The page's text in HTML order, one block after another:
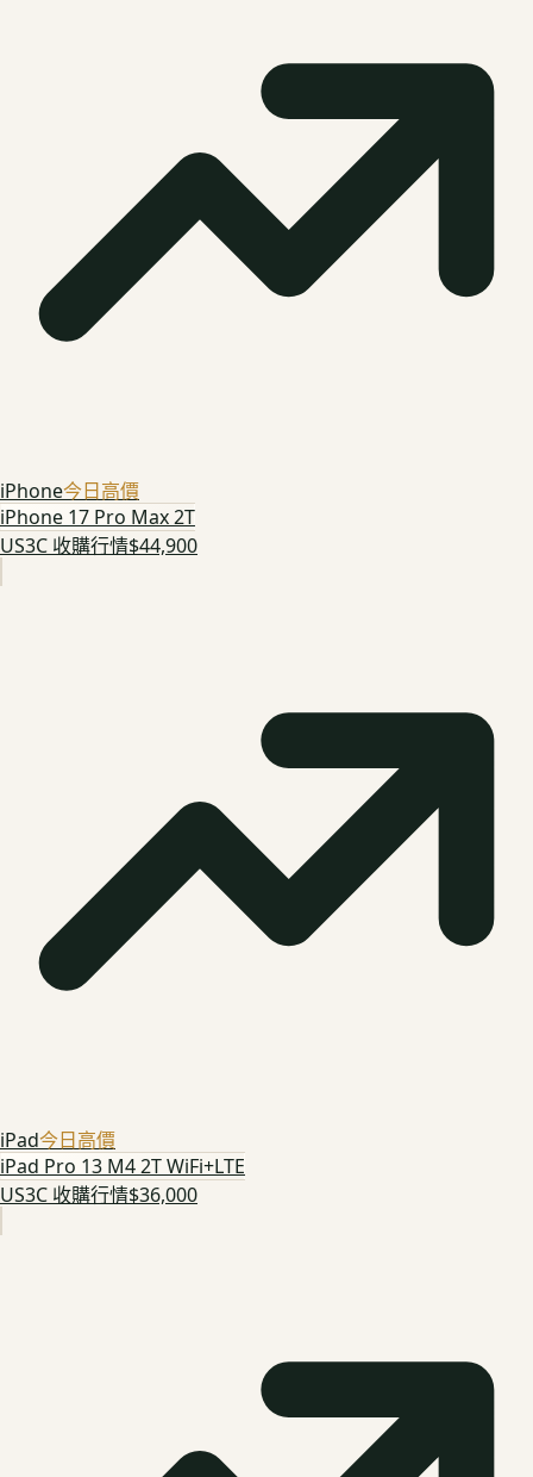
iPhone今日高價
iPhone 17 Pro Max 2T
US3C 收購行情$44,900
iPad今日高價
iPad Pro 13 M4 2T WiFi+LTE
US3C 收購行情$36,000